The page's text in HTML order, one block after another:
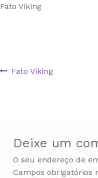
Fato Viking
Navegação
Artigo
Fato Viking
Deixe um
O seu endereço de
Campos obrigatórios